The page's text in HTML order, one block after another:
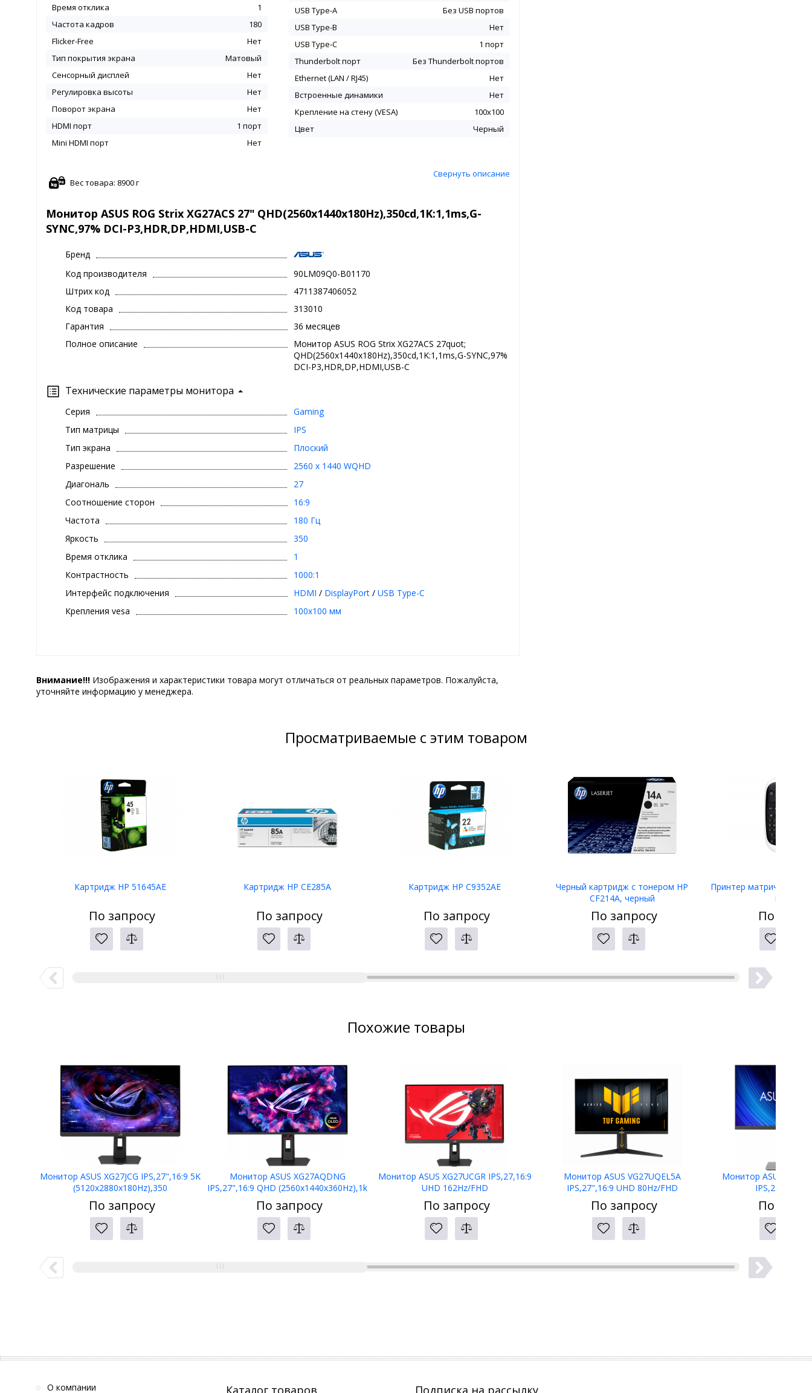
Время отклика
1
Частота кадров
180
Flicker-Free
Нет
Тип покрытия экрана
Матовый
Сенсорный дисплей
Нет
Регулировка высоты
Нет
Поворот экрана
Нет
HDMI порт
1 порт
Mini HDMI порт
Нет
USB Type-A
Без USB портов
USB Type-B
Нет
USB Type-C
1 порт
Thunderbolt порт
Без Thunderbolt портов
Ethernet (LAN / RJ45)
Нет
Встроенные динамики
Нет
Крепление на стену (VESA)
100x100
Цвет
Черный
Свернуть описание
Вес товара: 8900 г
Монитор ASUS ROG Strix XG27ACS 27" QHD(2560x1440x180Hz),350cd,1K:1,1ms,G-
SYNC,97% DCI-P3,HDR,DP,HDMI,USB-C
Бренд
Код производителя
90LM09Q0-B01170
Штрих код
4711387406052
Код товара
313010
Гарантия
36 месяцев
Полное описание
Монитор ASUS ROG Strix XG27ACS 27quot;
QHD(2560x1440x180Hz),350cd,1K:1,1ms,G-SYNC,97%
DCI-P3,HDR,DP,HDMI,USB-C
Технические параметры монитора
Серия
Gaming
Тип матрицы
IPS
Тип экрана
Плоский
Разрешение
2560 x 1440 WQHD
Диагональ
27
Соотношение сторон
16:9
Частота
180 Гц
Яркость
350
Время отклика
1
Контрастность
1000:1
Интерфейс подключения
HDMI / DisplayPort /USB Type-C
Крепления vesa
100x100 мм
Внимание!!! Изображения и характеристики товара могут отличаться от реальных параметров. Пожалуйста,
уточняйте информацию у менеджера.
Просматриваемые с этим товаром
Картридж HP 51645AE
По запросу
Картридж HP CE285A
По запросу
Картридж HP C9352AE
По запросу
Черный картридж с тонером HP
CF214A, черный
По запросу
Принтер матричный
LW-400
По
Похожие товары
Монитор ASUS XG27JCG IPS,27",16:9 5K
(5120x2880x180Hz),350
cd/m2,1.5k:1,0.3ms,4xHDMI,DP,USBC
15W,HDR10
По запросу
Монитор ASUS XG27AQDNG
IPS,27",16:9 QHD (2560x1440x360Hz),1k
cd/m2,1.5M:1,0.03ms,4xHDMI,DP,HDR1
0
По запросу
Монитор ASUS XG27UCGR IPS,27,16:9
UHD 162Hz/FHD
485Hz,400cd/m2,1300:1,1ms,3xHDMI,D
P,USBC 15W,HDR10
По запросу
Монитор ASUS VG27UQEL5A
IPS,27",16:9 UHD 80Hz/FHD
310Hz,400cd/m2,1000:1,1ms,2xHDMI,D
P,Sp 2W,HDR10
По запросу
Монитор ASUS ProArt
IPS,27",16:9
По
О компании